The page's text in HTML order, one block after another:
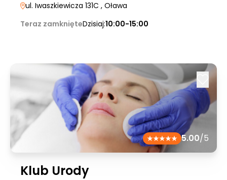
ul. Iwaszkiewicza 131C , Oława
Teraz zamknięteDzisiaj:10:00-15:00
5.00/5
Klub Urody